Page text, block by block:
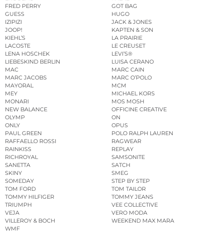
FRED PERRY
GOT BAG
GUESS
HUGO
IZIPIZI
JACK & JONES
JOOP!
KAPTEN & SON
KIEHL’S
LA PRAIRIE
LACOSTE
LE CREUSET
LENA HOSCHEK
LEVI’S®
LIEBESKIND BERLIN
LUISA CERANO
MAC
MARC CAIN
MARC JACOBS
MARC O’POLO
MAYORAL
MCM
MEY
MICHAEL KORS
MONARI
MOS MOSH
NEW BALANCE
OFFICINE CREATIVE
OLYMP
ON
ONLY
OPUS
PAUL GREEN
POLO RALPH LAUREN
RAFFAELLO ROSSI
RAGWEAR
RAINKISS
REPLAY
RICHROYAL
SAMSONITE
SANETTA
SATCH
SKINY
SMEG
SOMEDAY
STEP BY STEP
TOM FORD
TOM TAILOR
TOMMY HILFIGER
TOMMY JEANS
TRIUMPH
VEE COLLECTIVE
VEJA
VERO MODA
VILLEROY & BOCH
WEEKEND MAX MARA
WMF